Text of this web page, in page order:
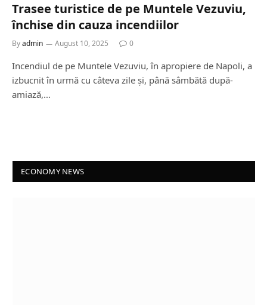
Trasee turistice de pe Muntele Vezuviu,
închise din cauza incendiilor
Byadmin August 10, 2025 0
Incendiul de pe Muntele Vezuviu, în apropiere de Napoli, a
izbucnit în urmă cu câteva zile și, până sâmbătă după-
amiază,…
ECONOMY NEWS